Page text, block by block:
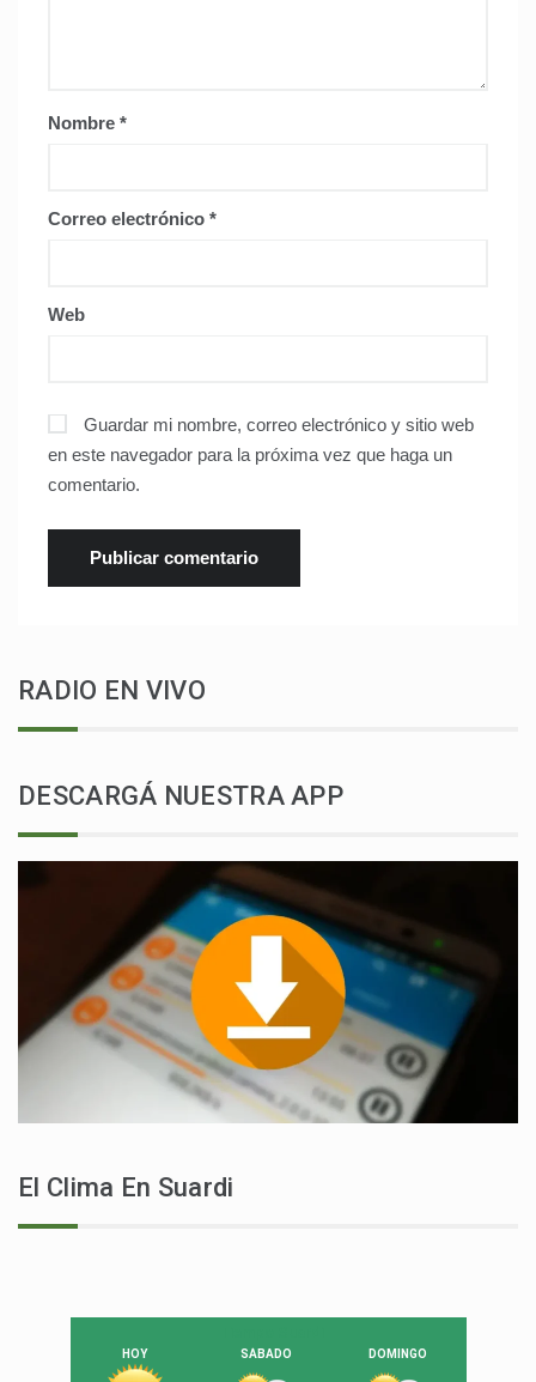
Nombre *
Correo electrónico *
Web
Guardar mi nombre, correo electrónico y sitio web
en este navegador para la próxima vez que haga un
comentario.
RADIO EN VIVO
DESCARGÁ NUESTRA APP
El Clima En Suardi